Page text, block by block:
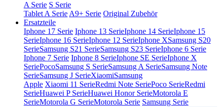
A Serie S Serie
Tablet A Serie A9+ Serie Original Zubehör
Ersatzteile
Iphone 17 Serie Iphone 13 SerieIphone 14 SerieIphone 15
SerieIphone 16 SerieIphone 12 SerieIphone XSamsung S20
SerieSamsung S21 SerieSamsung S23 SerieIphone 6 Serie
Iphone 7 Serie Iphone 8 SerieIphone SE SerieIphone X
SeriePocoSamsung S SerieSamsung A SerieSamsung Note
SerieSamsung J SerieXiaomiSamsung
Apple Xiaomi 11 SerieRedmi Note SeriePoco SerieRedmi
SerieHuawei P SerieHuawei Honor SerieMotorola E
SerieMotorola G SerieMotorola Serie Samsung Serie